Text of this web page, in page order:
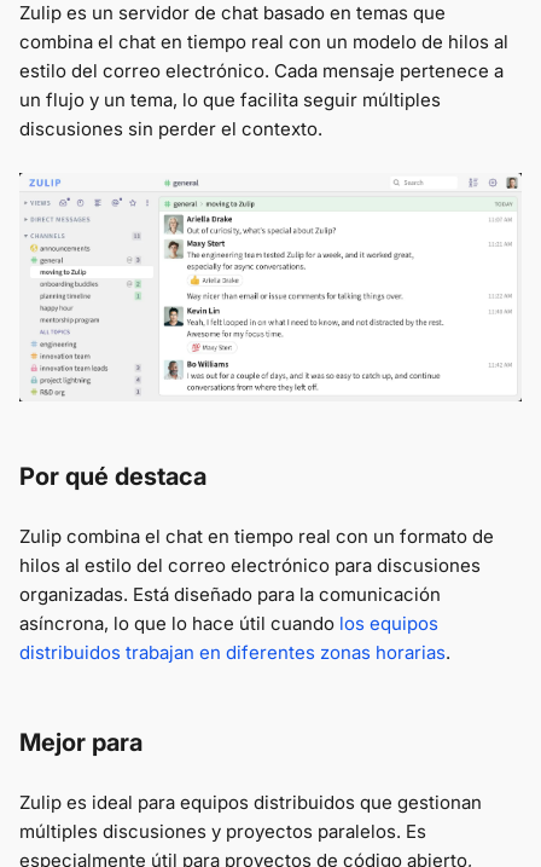
Zulip es un servidor de chat basado en temas que
combina el chat en tiempo real con un modelo de hilos al
estilo del correo electrónico. Cada mensaje pertenece a
un flujo y un tema, lo que facilita seguir múltiples
discusiones sin perder el contexto.
Por qué destaca
Zulip combina el chat en tiempo real con un formato de
hilos al estilo del correo electrónico para discusiones
organizadas. Está diseñado para la comunicación
asíncrona, lo que lo hace útil cuando los equipos
distribuidos trabajan en diferentes zonas horarias.
Mejor para
Zulip es ideal para equipos distribuidos que gestionan
múltiples discusiones y proyectos paralelos. Es
especialmente útil para proyectos de código abierto,